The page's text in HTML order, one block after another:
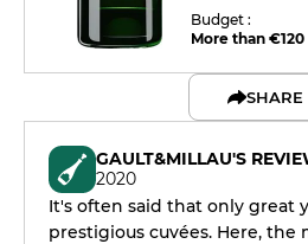
Budget :
More than €120
SHARE
GAULT&MILLAU'S
2020
It's often said that only great
prestigious cuvées. Here, the